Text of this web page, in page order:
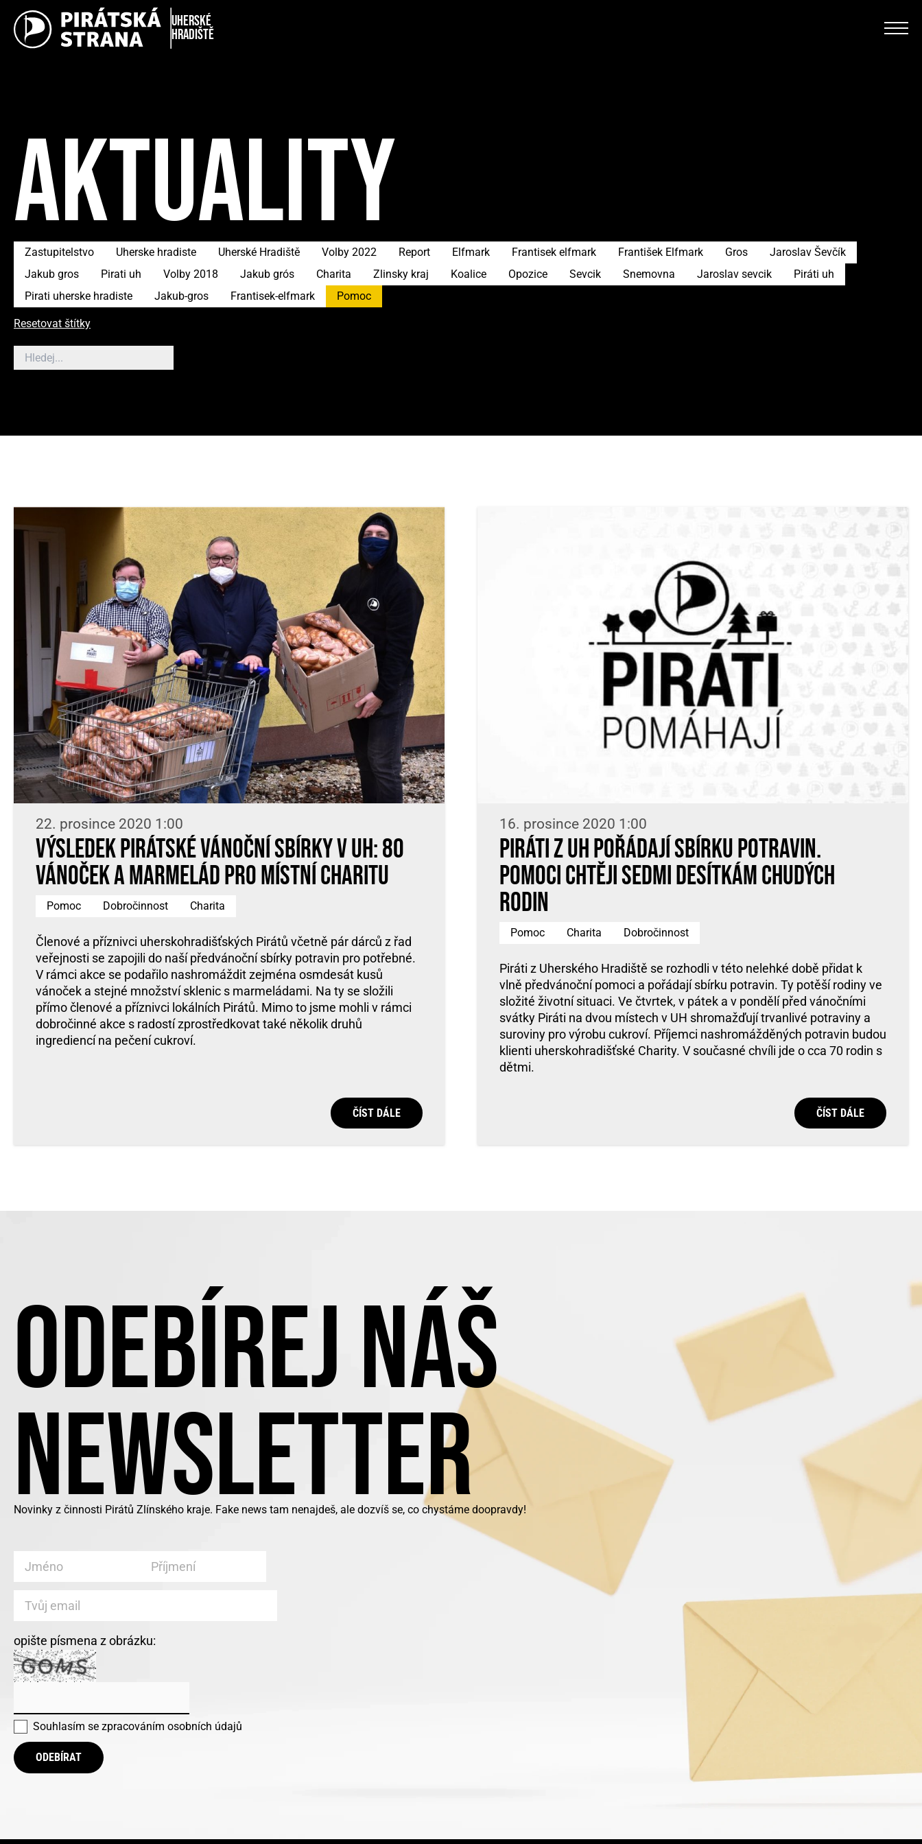
Uherské
Hradiště
AKTUALITY
Zastupitelstvo Uherske hradiste Uherské Hradiště Volby 2022 Report Elfmark Frantisek elfmark František Elfmark Gros
Jaroslav Ševčík
Jakub gros
Pirati uh Volby 2018 Jakub grós Charita Zlinsky kraj Koalice Opozice Sevcik Snemovna Jaroslav sevcik
Piráti uh
Pirati uherske hradiste
Jakub-gros Frantisek-elfmark Pomoc
Resetovat štítky
22. prosince 2020 1:00
Výsledek pirátské vánoční sbírky v UH: 80
vánoček a marmelád pro místní Charitu
Pomoc Dobročinnost Charita
Členové a příznivci uherskohradišťských Pirátů včetně pár dárců z řad
veřejnosti se zapojili do naší předvánoční sbírky potravin pro potřebné.
V rámci akce se podařilo nashromáždit zejména osmdesát kusů
vánoček a stejné množství sklenic s marmeládami. Na ty se složili
přímo členové a příznivci lokálních Pirátů. Mimo to jsme mohli v rámci
dobročinné akce s radostí zprostředkovat také několik druhů
ingrediencí na pečení cukroví.
ČÍST DÁLE
16. prosince 2020 1:00
Piráti z UH pořádají sbírku potravin.
Pomoci chtěji sedmi desítkám chudých
rodin
Pomoc Charita Dobročinnost
Piráti z Uherského Hradiště se rozhodli v této nelehké době přidat k
vlně předvánoční pomoci a pořádají sbírku potravin. Ty potěší rodiny ve
složité životní situaci. Ve čtvrtek, v pátek a v pondělí před vánočními
svátky Piráti na dvou místech v UH shromažďují trvanlivé potraviny a
suroviny pro výrobu cukroví. Příjemci nashromážděných potravin budou
klienti uherskohradišťské Charity. V současné chvíli jde o cca 70 rodin s
dětmi.
ČÍST DÁLE
ODEBÍREJ NÁŠ
NEWSLETTER
Novinky z činnosti Pirátů Zlínského kraje. Fake news tam nenajdeš, ale dozvíš se, co chystáme doopravdy!
opište písmena z obrázku:
Souhlasím se zpracováním osobních údajů
ODEBÍRAT